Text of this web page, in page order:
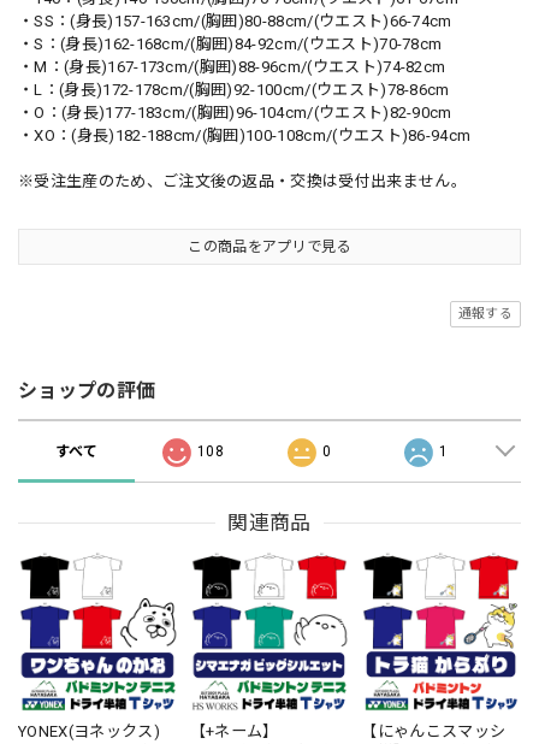
・SS：(身長)157-163cm/(胸囲)80-88cm/(ウエスト)66-74cm
・S：(身長)162-168cm/(胸囲)84-92cm/(ウエスト)70-78cm
・M：(身長)167-173cm/(胸囲)88-96cm/(ウエスト)74-82cm
・L：(身長)172-178cm/(胸囲)92-100cm/(ウエスト)78-86cm
・O：(身長)177-183cm/(胸囲)96-104cm/(ウエスト)82-90cm
・XO：(身長)182-188cm/(胸囲)100-108cm/(ウエスト)86-94cm
※受注生産のため、ご注文後の返品・交換は受付出来ません。
この商品をアプリで見る
通報する
ショップの評価
すべて 108 0 1
関連商品
YONEX(ヨネックス)
【+ネーム】
【にゃんこスマッシ